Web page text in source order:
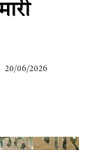
20/06/2026